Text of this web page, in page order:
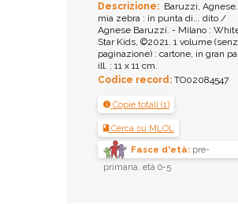
Descrizione: Baruzzi,
mia zebra : in punta di... dito /
Agnese Baruzzi. - Milano :
Star Kids, ©2021. 1 volume
paginazione) : cartone, in gran
ill. ; 11 x 11 cm.
Codice record: TO02084547
Copie totali (1)
Cerca su MLOL
Fasce d'età:pre-
primaria, età 0-5